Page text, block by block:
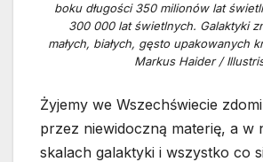
boku długości 350 milionów lat
300 000 lat świetlnych. Galaktyki
małych, białych, gęsto upakowanych
Markus Haider /
Żyjemy we Wszechświecie
przez niewidoczną materię, a w
skalach galaktyki i wszystko co